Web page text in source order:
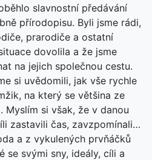
slavnostní předávání
přírodopisu. Byli jsme rádi,
prarodiče a ostatní
dovolila a že jsme
na jejich společnou cestu.
si uvědomili, jak vše rychle
na který se většina ze
Myslím si však, že v danou
zastavili čas, zavzpomínali…
a z vykulených prvňáčků
se svými sny, ideály, cíli a